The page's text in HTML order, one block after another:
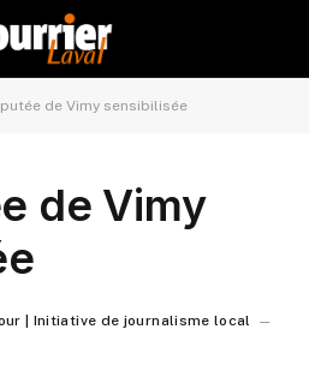
de Vimy sensibilisée
de Vimy
| Initiative de journalisme local